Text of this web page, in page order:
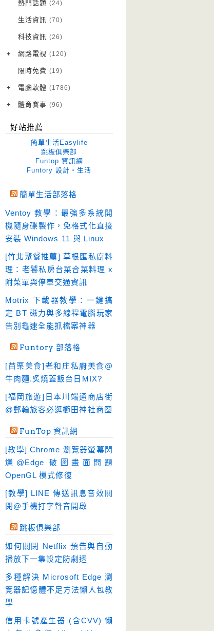
電腦遊戲
iOS 軟體
Root 相關
越獄JB
熱門話題 (24)
生活資訊 (70)
科技資訊 (26)
+ 網路電視 (120)
電視影集
電視節目
限時免費 (19)
+ 電腦軟體 (1786)
作業系統
優化軟體 (38)
光碟工具 (33)
免安裝 (645)
即時通訊 (23)
壓縮軟體 (9)
安全防護 (55)
影音播放 (51)
影音轉檔 (81)
教育學習 (23)
文書工具 (91)
畫面擷取 (36)
看圖程式 (17)
硬碟工具 (65)
系統工具 (242)
(191)
翻譯軟體 (3)
輸入法 (4)
+ 體育賽事 (96)
好站推薦
簡單生活Easylife
跳板俱樂部
Funtop 資訊網
Funtory 設計‧生活
簡單生活部落格
Ventoy 教學：最強多系統開
機隨身碟製作，免格式化直接
安裝 Windows 11 與 Linux
[竹北聚餐推薦] 草根匯私廚料
理：老饕私房台菜合菜料理 x
附菜單與停車交通資訊
Motrix 下載器教學：一鍵搞
定 BT 磁力與多線程電腦玩家
告別龜速全能抓檔案神器
Funtory 部落格
[苗栗美食]老和庄私廚美食@
牛肉麵.炙燒蓋飯台日MIX?
[福岡旅遊]日本川端通商店街
@郵輪旅客必逛櫛田神社商圈
FunTop 資訊網
[教學] Chrome 瀏覽器螢幕閃
爍@Edge 破圖畫面問題
OpenGL 模式修復
[教學] LINE 傳送訊息音效關
閉@手機打字聲音開啟
跳板俱樂部
如何關閉 Netflix 預告與自動
播放下一集設定防劇透
多種解決 Microsoft Edge 瀏
覽器記憶體不足方法懶人包教
學
信用卡號產生器 (含CVV) 懶